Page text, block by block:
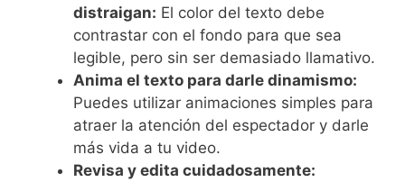
distraigan: El color del texto debe
contrastar con el fondo para que sea
legible, pero sin ser demasiado llamativo.
Anima el texto para darle dinamismo:
Puedes utilizar animaciones simples para
atraer la atención del espectador y darle
más vida a tu video.
Revisa y edita cuidadosamente: